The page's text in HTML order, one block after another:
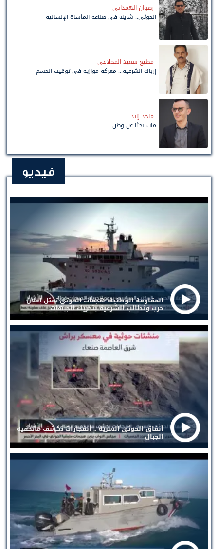
رضوان الهمداني
الحوثي.. شريك في صناعة المأساة الإنسانية
مطيع سعيد المخلافي
إرباك الشرعية... معركة موازية في توقيت الحسم
ماجد زايد
مات بحثًا عن وطن
فيديو
المقاومة الوطنية: هجمات الحوثي تمثل إعلان
حرب وتطالب الشرعية بتحريك الجبهات
أنفاق الحوثي السرية .. انفجارات تكشف ماتخفيه
الجبال